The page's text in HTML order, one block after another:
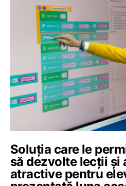
Soluția care le
să dezvolte lecții și
atractive pentru